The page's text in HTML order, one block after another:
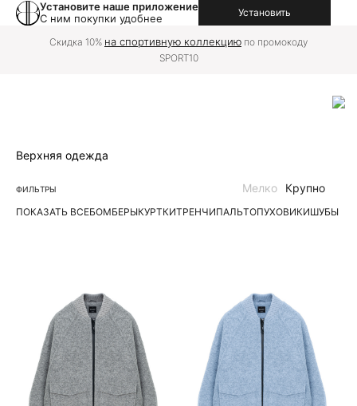
Установите наше приложение
С ним покупки удобнее
Установить
Скидка 10% на спортивную коллекцию по промокоду
SPORT10
Верхняя одежда
ФИЛЬТРЫ
ПОКАЗАТЬ ВСЕБОМБЕРЫКУРТКИТРЕНЧИПАЛЬТОПУХОВИКИШУБЫ |
Мелко Крупно